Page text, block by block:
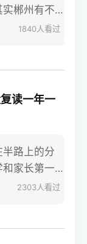
郴州有不
校、郴州
学校，搭
，考试难
年6月7、8
织，每年
考基础文化
的私立中学
1840人看过
读一年一
路上的分
家长第一
决心之
2303人看过